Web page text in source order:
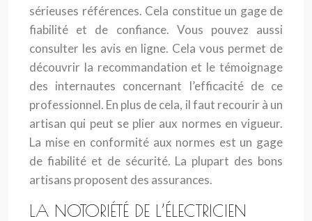
sérieuses références. Cela constitue un gage de
fiabilité et de confiance. Vous pouvez aussi
consulter les avis en ligne. Cela vous permet de
découvrir la recommandation et le témoignage
des internautes concernant l’efficacité de ce
professionnel. En plus de cela, il faut recourir à un
artisan qui peut se plier aux normes en vigueur.
La mise en conformité aux normes est un gage
de fiabilité et de sécurité. La plupart des bons
artisans proposent des assurances.
LA NOTORIÉTÉ DE L’ÉLECTRICIEN